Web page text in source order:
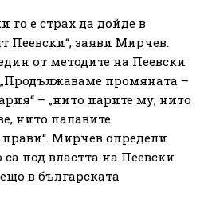
го е страх да дойде в
Пеевски“, заяви Мирчев.
от методите на Пеевски
промяната –
– „нито парите му, нито
нито палавите
Мирчев определи
са под властта на Пеевски
в българската